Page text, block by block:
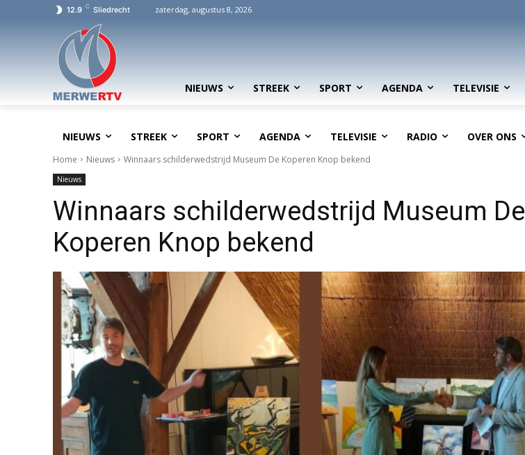
12.9 C Sliedrecht zaterdag, augustus 8, 2026
NIEUWS STREEK SPORT AGENDA TELEVISIE
NIEUWS STREEK SPORT AGENDA TELEVISIE RADIO OVER ONS
Home Nieuws Winnaars schilderwedstrijd Museum De Koperen Knop bekend
Nieuws
Winnaars schilderwedstrijd Museum De
Koperen Knop bekend